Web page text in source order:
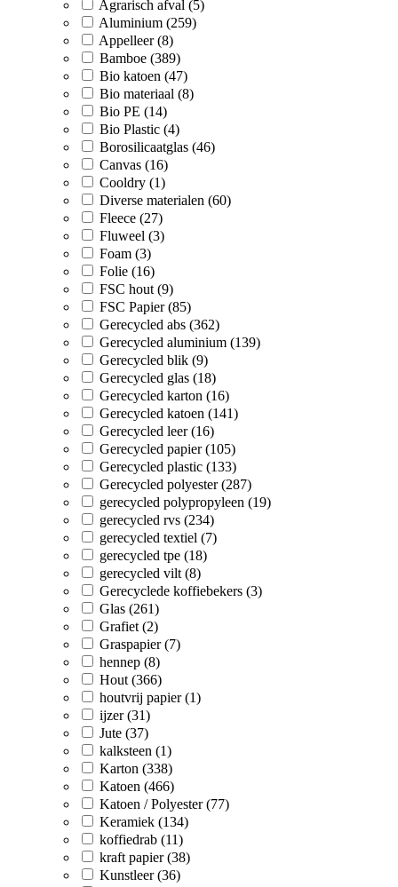
Agrarisch afval (5)
Aluminium (259)
Appelleer (8)
Bamboe (389)
Bio katoen (47)
Bio materiaal (8)
Bio PE (14)
Bio Plastic (4)
Borosilicaatglas (46)
Canvas (16)
Cooldry (1)
Diverse materialen (60)
Fleece (27)
Fluweel (3)
Foam (3)
Folie (16)
FSC hout (9)
FSC Papier (85)
Gerecycled abs (362)
Gerecycled aluminium (139)
Gerecycled blik (9)
Gerecycled glas (18)
Gerecycled karton (16)
Gerecycled katoen (141)
Gerecycled leer (16)
Gerecycled papier (105)
Gerecycled plastic (133)
Gerecycled polyester (287)
gerecycled polypropyleen (19)
gerecycled rvs (234)
gerecycled textiel (7)
gerecycled tpe (18)
gerecycled vilt (8)
Gerecyclede koffiebekers (3)
Glas (261)
Grafiet (2)
Graspapier (7)
hennep (8)
Hout (366)
houtvrij papier (1)
ijzer (31)
Jute (37)
kalksteen (1)
Karton (338)
Katoen (466)
Katoen / Polyester (77)
Keramiek (134)
koffiedrab (11)
kraft papier (38)
Kunstleer (36)